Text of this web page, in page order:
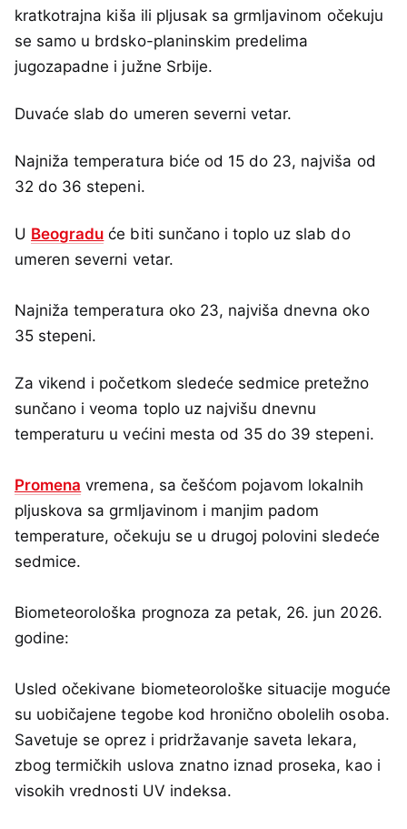
kratkotrajna kiša ili pljusak sa grmljavinom očekuju
se samo u brdsko-planinskim predelima
jugozapadne i južne Srbije.
Duvaće slab do umeren severni vetar.
Najniža temperatura biće od 15 do 23, najviša od
32 do 36 stepeni.
U Beogradu će biti sunčano i toplo uz slab do
umeren severni vetar.
Najniža temperatura oko 23, najviša dnevna oko
35 stepeni.
Za vikend i početkom sledeće sedmice pretežno
sunčano i veoma toplo uz najvišu dnevnu
temperaturu u većini mesta od 35 do 39 stepeni.
Promena vremena, sa češćom pojavom lokalnih
pljuskova sa grmljavinom i manjim padom
temperature, očekuju se u drugoj polovini sledeće
sedmice.
Biometeorološka prognoza za petak, 26. jun 2026.
godine:
Usled očekivane biometeorološke situacije moguće
su uobičajene tegobe kod hronično obolelih osoba.
Savetuje se oprez i pridržavanje saveta lekara,
zbog termičkih uslova znatno iznad proseka, kao i
visokih vrednosti UV indeksa.